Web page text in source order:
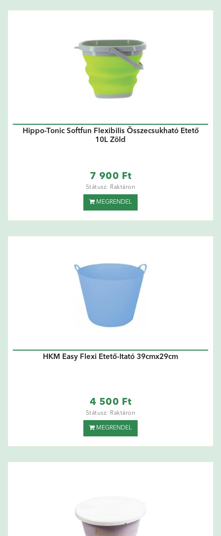
Hippo-Tonic Softfun Flexibilis Összecsukható Etető
10L Zöld
7 900 Ft
Státusz: Raktáron
MEGRENDEL
HKM Easy Flexi Etető-Itató 39cmx29cm
4 500 Ft
Státusz: Raktáron
MEGRENDEL